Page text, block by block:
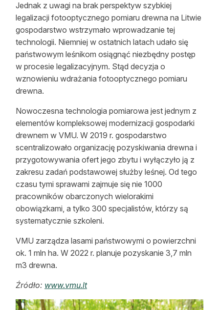
Jednak z uwagi na brak perspektyw szybkiej
legalizacji fotooptycznego pomiaru drewna na Litwie
gospodarstwo wstrzymało wprowadzanie tej
technologii. Niemniej w ostatnich latach udało się
państwowym leśnikom osiągnąć niezbędny postęp
w procesie legalizacyjnym. Stąd decyzja o
wznowieniu wdrażania fotooptycznego pomiaru
drewna.
Nowoczesna technologia pomiarowa jest jednym z
elementów kompleksowej modernizacji gospodarki
drewnem w VMU. W 2019 r. gospodarstwo
scentralizowało organizację pozyskiwania drewna i
przygotowywania ofert jego zbytu i wyłączyło ją z
zakresu zadań podstawowej służby leśnej. Od tego
czasu tymi sprawami zajmuje się nie 1000
pracowników obarczonych wielorakimi
obowiązkami, a tylko 300 specjalistów, którzy są
systematycznie szkoleni.
VMU zarządza lasami państwowymi o powierzchni
ok. 1 mln ha. W 2022 r. planuje pozyskanie 3,7 mln
m3 drewna.
Źródło: www.vmu.lt